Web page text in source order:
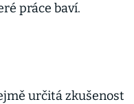
práce baví.
určitá zkušenost